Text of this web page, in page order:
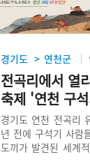
경기도 > 연천군
전곡리에서 열
축제 '연천 구
경기도 연천 전곡리
년 전에 구석기 사람
도끼가 발견된 세계